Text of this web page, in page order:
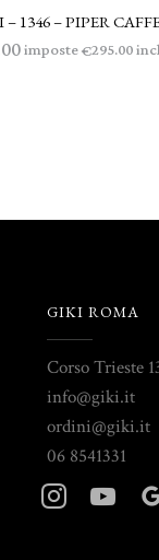
AGGIUNGI AL
1346 – PIPER
imposte€295.00
GIKI ROMA
Corso Trieste
info@giki.it
ordini@giki.it
06 8541331
instagramyoutube